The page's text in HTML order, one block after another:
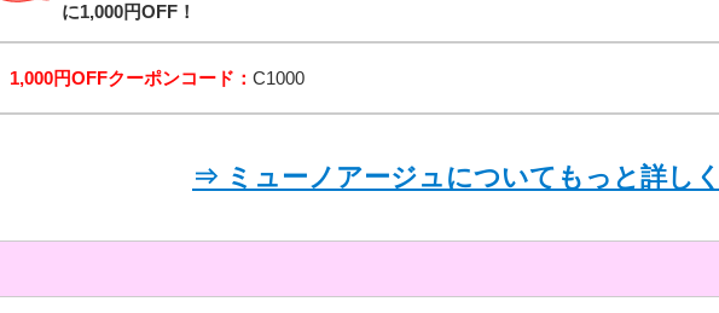
に1,000円OFF！
1,000円OFFクーポンコード： C1000
⇒ ミューノアージュについてもっと詳し